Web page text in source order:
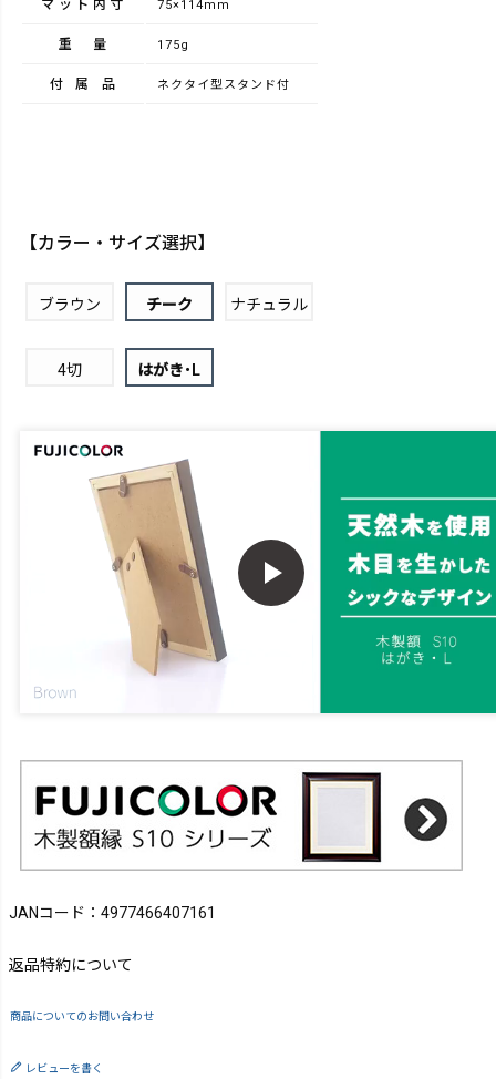
マット内寸 75×114mm
重量 175g
付属品 ネクタイ型スタンド付
【カラー・サイズ選択】
ブラウン チーク ナチュラル
4切 はがき･L
JANコード：4977466407161
返品特約について
商品についてのお問い合わせ
レビューを書く